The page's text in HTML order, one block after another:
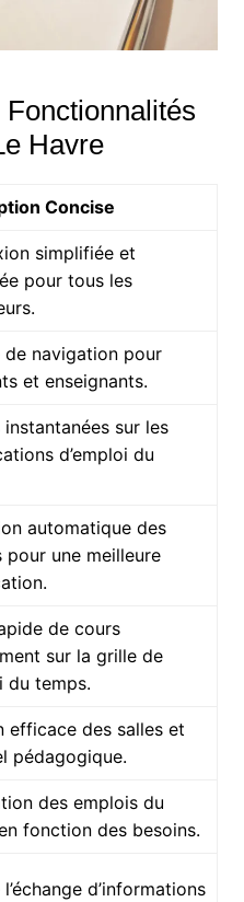
Havre
Concise
simplifiée et
pour tous les
de navigation pour
et enseignants.
sur les
d’emploi du
automatique des
une meilleure
de cours
sur la grille de
du temps.
efficace des salles et
pédagogique.
des emplois du
fonction des besoins.
d’informations